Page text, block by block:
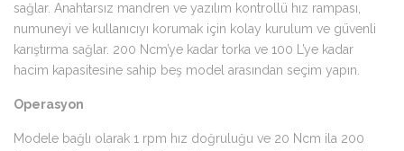
sağlar. Anahtarsız mandren ve yazılım kontrollü hız rampası,
numuneyi ve kullanıcıyı korumak için kolay kurulum ve güvenli
karıştırma sağlar. 200 Ncm’ye kadar torka ve 100 L’ye kadar
hacim kapasitesine sahip beş model arasından seçim yapın.
Operasyon
Modele bağlı olarak 1 rpm hız doğruluğu ve 20 Ncm ila 200